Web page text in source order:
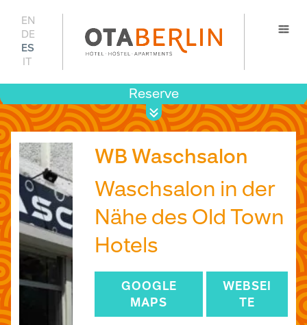
EN
DE
ES
IT
Reserve
WB Waschsalon
Waschsalon in der
Nähe des Old Town
Hotels
GOOGLE
MAPS
WEBSEI
TE